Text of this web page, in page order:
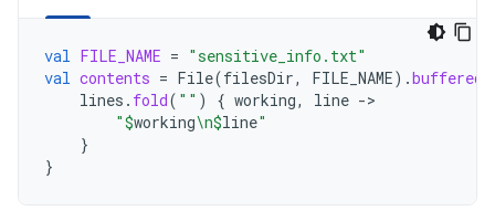
val FILE_NAME = "sensitive_info.txt"
val contents = File(filesDir, FILE_NAME).
lines . fold( "" ) { working, line -
"$working\n$line"
}
}